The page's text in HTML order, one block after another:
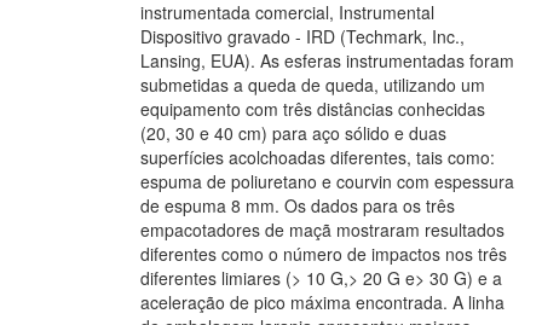
instrumentada comercial, Instrumental
Dispositivo gravado - IRD (Techmark, Inc.,
Lansing, EUA). As esferas instrumentadas foram
submetidas a queda de queda, utilizando um
equipamento com três distâncias conhecidas
(20, 30 e 40 cm) para aço sólido e duas
superfícies acolchoadas diferentes, tais como:
espuma de poliuretano e courvin com espessura
de espuma 8 mm. Os dados para os três
empacotadores de maçã mostraram resultados
diferentes como o número de impactos nos três
diferentes limiares (> 10 G,> 20 G e> 30 G) e a
aceleração de pico máxima encontrada. A linha